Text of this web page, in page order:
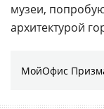
музеи,
архитектурой
МойОфис